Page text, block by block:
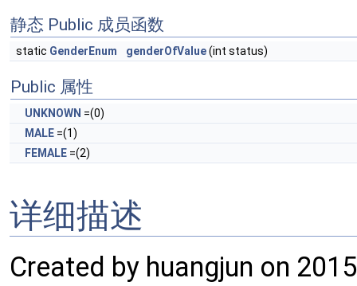
静态 Public 成员函数
static GenderEnum genderOfValue(int status)
Public 属性
UNKNOWN =(0)
MALE =(1)
FEMALE =(2)
详细描述
Created by huangjun on